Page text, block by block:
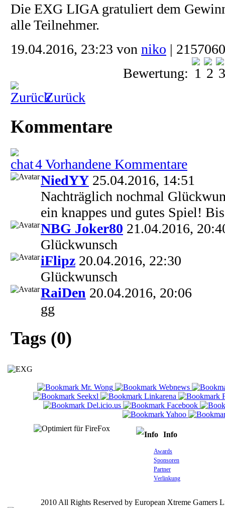
Die EXG LIGA gratuliert dem
alle Teilnehmer.
19.04.2016, 23:23 von niko |
Bewertung:
Zurück
Kommentare
4 Vorhandene Kommentare
NiedYY 25.04.2016, 14:51
Nachträglich nochmal
ein knappes und gutes Spiel!
NBG Joker80 21.04.2016,
Glückwunsch
iFlipz 20.04.2016, 22:30
Glückwunsch
RaiDen 20.04.2016, 20:06
gg
Tags (0)
Info
Awards
Sponsoren
Partner
Verlinkung
2010 All Rights Reserved by European Xtreme Gamers